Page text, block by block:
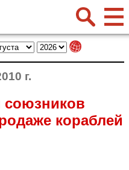
г.
союзников
кораблей